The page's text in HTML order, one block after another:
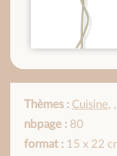
Thèmes : Cuisine, ,
nbpage : 80
format : 15 x 22